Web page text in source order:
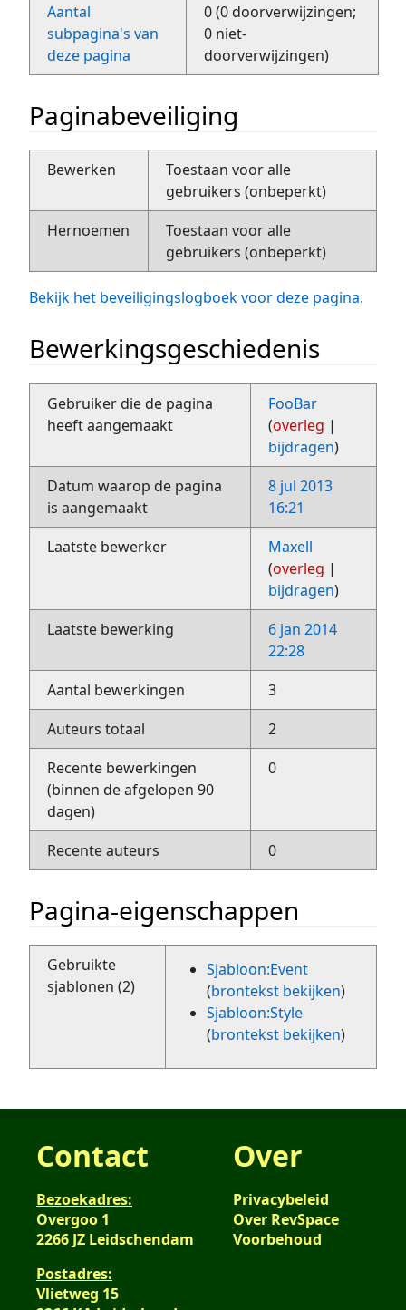
Aantal
subpagina's van
deze pagina
0 (0 doorverwijzingen;
0 niet-
doorverwijzingen)
Paginabeveiliging
Bewerken
Toestaan voor alle
gebruikers (onbeperkt)
Hernoemen
Toestaan voor alle
gebruikers (onbeperkt)
Bekijk het beveiligingslogboek voor deze pagina.
Bewerkingsgeschiedenis
Gebruiker die de pagina
heeft aangemaakt
FooBar
(overleg |
bijdragen)
Datum waarop de pagina
is aangemaakt
8 jul 2013
16:21
Laatste bewerker
Maxell
(overleg |
bijdragen)
Laatste bewerking
6 jan 2014
22:28
Aantal bewerkingen
3
Auteurs totaal
2
Recente bewerkingen
(binnen de afgelopen 90
dagen)
0
Recente auteurs 0
Pagina-eigenschappen
Gebruikte
sjablonen (2)
Sjabloon:Event
(brontekst bekijken)
Sjabloon:Style
(brontekst bekijken)
Contact
Bezoekadres:
Overgoo 1
2266 JZ Leidschendam
Postadres:
Vlietweg 15
Over
Privacybeleid
Over RevSpace
Voorbehoud